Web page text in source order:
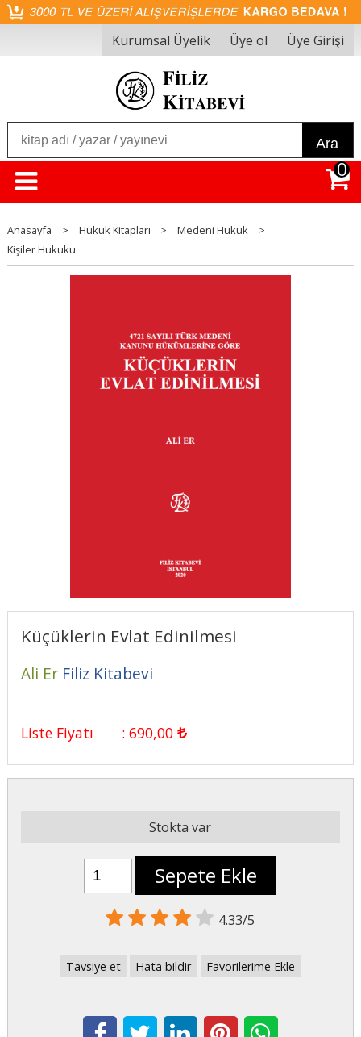
Kurumsal Üyelik Üye ol Üye Girişi
Ara
0
Anasayfa > Hukuk Kitapları > Medeni Hukuk
>
Kişiler Hukuku
Küçüklerin Evlat Edinilmesi
Ali Er Filiz Kitabevi
Liste Fiyatı : 690,00
Stokta var
Sepete Ekle
4.33/5
Tavsiye et Hata bildir Favorilerime Ekle